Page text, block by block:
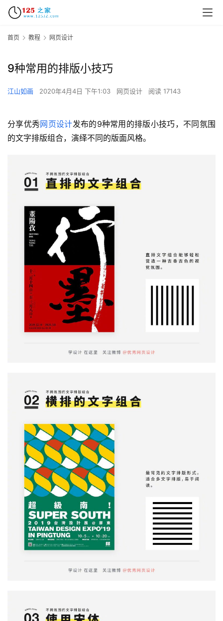
首页 教程 网页设计
9种常用的排版小技巧
江山如画 2020年4月4日 下午1:03 网页设计 阅读 17143
分享优秀网页设计发布的9种常用的排版小技巧，不同氛围
的文字排版组合，演绎不同的版面风格。 ​​​​